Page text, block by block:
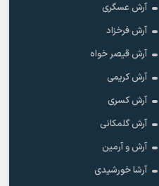
آرش عسگری
آرش فرخزاد
آرش قیصر خواه
آرش کریمی
آرش کسری
آرش گلمکانی
آرش و آرمین
آرشا خورشیدی